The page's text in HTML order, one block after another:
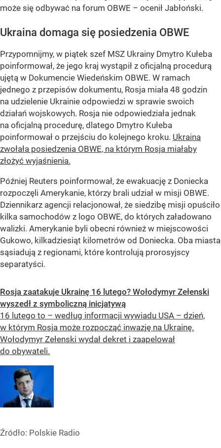
może się odbywać na forum OBWE – ocenił Jabłoński.
Ukraina domaga się posiedzenia OBWE
Przypomnijmy, w piątek szef MSZ Ukrainy Dmytro Kułeba
poinformował, że jego kraj wystąpił z oficjalną procedurą
ujętą w Dokumencie Wiedeńskim OBWE. W ramach
jednego z przepisów dokumentu, Rosja miała 48 godzin
na udzielenie Ukrainie odpowiedzi w sprawie swoich
działań wojskowych. Rosja nie odpowiedziała jednak
na oficjalną procedurę, dlatego Dmytro Kułeba
poinformował o przejściu do kolejnego kroku. Ukraina
zwołała posiedzenia OBWE, na którym Rosja miałaby
złożyć wyjaśnienia.
Później Reuters poinformował, że ewakuację z Doniecka
rozpoczęli Amerykanie, którzy brali udział w misji OBWE.
Dziennikarz agencji relacjonował, że siedzibę misji opuściło
kilka samochodów z logo OBWE, do których załadowano
walizki. Amerykanie byli obecni również w miejscowości
Gukowo, kilkadziesiąt kilometrów od Doniecka. Oba miasta
sąsiadują z regionami, które kontrolują prorosyjscy
separatyści.
Rosja zaatakuje Ukrainę 16 lutego? Wołodymyr Zełenski
wyszedł z symboliczną inicjatywą
16 lutego to – według informacji wywiadu USA – dzień,
w którym Rosja może rozpocząć inwazję na Ukrainę.
Wołodymyr Zełenski wydał dekret i zaapelował
do obywateli.
Źródło: Polskie Radio